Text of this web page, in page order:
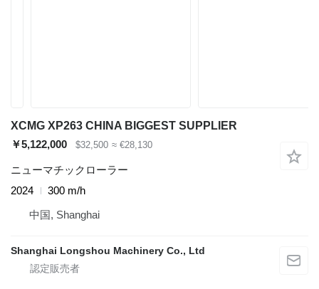
XCMG XP263 CHINA BIGGEST SUPPLIER
￥5,122,000
$32,500 ≈ €28,130
ニューマチックローラー
2024
300 m/h
中国, Shanghai
Shanghai Longshou Machinery Co., Ltd